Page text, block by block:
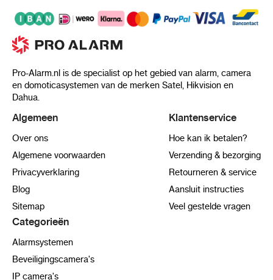
Pro-Alarm.nl is de specialist op het gebied van alarm, camera
en domoticasystemen van de merken Satel, Hikvision en
Dahua.
Algemeen
Over ons
Algemene voorwaarden
Privacyverklaring
Blog
Sitemap
Klantenservice
Hoe kan ik betalen?
Verzending & bezorging
Retourneren & service
Aansluit instructies
Veel gestelde vragen
Categorieën
Alarmsystemen
Beveiligingscamera's
IP camera's